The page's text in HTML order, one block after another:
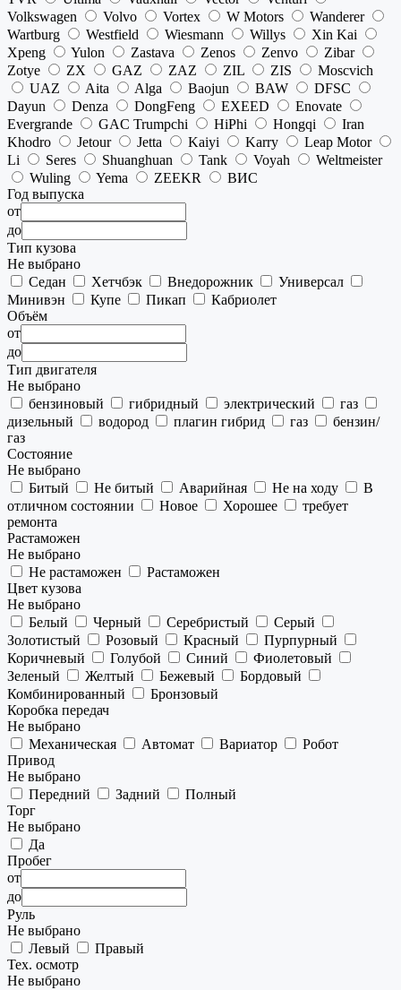
Volkswagen
Volvo Vortex W Motors
Wanderer
Wartburg
Westfield Wiesmann Willys
Xin Kai
Xpeng
Yulon Zastava Zenos Zenvo
Zibar
Zotye
ZX GAZ ZAZ ZIL ZIS
Moscvich
UAZ
Aita Alga Baojun BAW
DFSC
Dayun
Denza DongFeng EXEED
Enovate
Evergrande
GAC Trumpchi HiPhi Hongqi
Iran
Khodro
Jetour Jetta Kaiyi Karry
Leap Motor
Li
Seres Shuanghuan Tank Voyah
Weltmeister
Wuling
Yema ZEEKR
ВИС
Год выпуска
от
до
Тип кузова
Не выбрано
Седан
Хетчбэк Внедорожник
Универсал
Минивэн
Купе Пикап
Кабриолет
Объём
от
до
Тип двигателя
Не выбрано
бензиновый
гибридный электрический
газ
дизельный
водород плагин гибрид газ
бензин/
газ
Состояние
Не выбрано
Битый
Не битый Аварийная Не на ходу
В
отличном состоянии
Новое Хорошее
требует
ремонта
Растаможен
Не выбрано
Не растаможен
Растаможен
Цвет кузова
Не выбрано
Белый
Черный Серебристый
Серый
Золотистый
Розовый Красный
Пурпурный
Коричневый
Голубой Синий
Фиолетовый
Зеленый
Желтый Бежевый
Бордовый
Комбинированный
Бронзовый
Коробка передач
Не выбрано
Механическая
Автомат Вариатор
Робот
Привод
Не выбрано
Передний
Задний
Полный
Торг
Не выбрано
Да
Пробег
от
до
Руль
Не выбрано
Левый
Правый
Тех. осмотр
Не выбрано